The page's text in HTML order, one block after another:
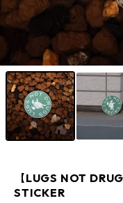
【LUGS NOT
STICKER